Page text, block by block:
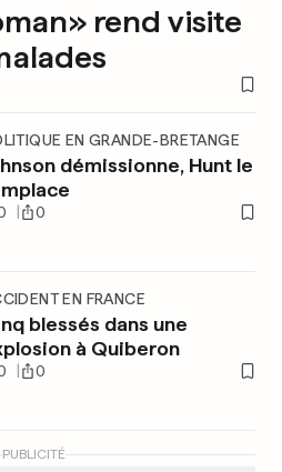
rend visite
EN GRANDE-BRETANGE
démissionne, Hunt le
0
EN FRANCE
blessés dans une
à Quiberon
0
PUBLICITÉ